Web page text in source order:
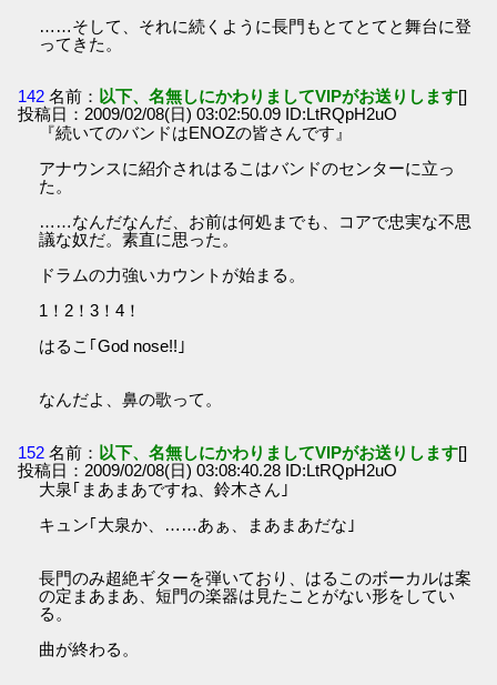
……そして、それに続くように長門もとてとてと舞台に登
ってきた。
142 名前： 以下、名無しにかわりましてVIPがお送りします[]
投稿日：2009/02/08(日) 03:02:50.09 ID:LtRQpH2uO
『続いてのバンドはENOZの皆さんです』
アナウンスに紹介されはるこはバンドのセンターに立っ
た。
……なんだなんだ、お前は何処までも、コアで忠実な不思
議な奴だ。素直に思った。
ドラムの力強いカウントが始まる。
1！2！3！4！
はるこ｢God nose!!｣
なんだよ、鼻の歌って。
152 名前： 以下、名無しにかわりましてVIPがお送りします[]
投稿日：2009/02/08(日) 03:08:40.28 ID:LtRQpH2uO
大泉｢まあまあですね、鈴木さん｣
キュン｢大泉か、……あぁ、まあまあだな｣
長門のみ超絶ギターを弾いており、はるこのボーカルは案
の定まあまあ、短門の楽器は見たことがない形をしてい
る。
曲が終わる。